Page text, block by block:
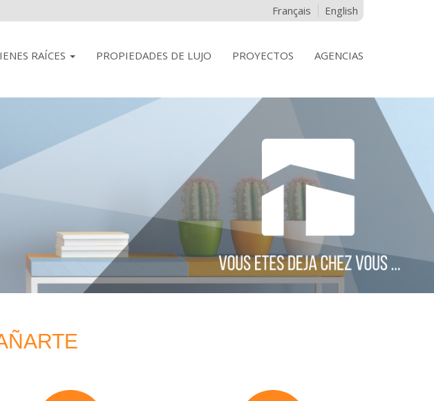
Français English
RAÍCES PROPIEDADES DE LUJO PROYECTOS AGENCIAS